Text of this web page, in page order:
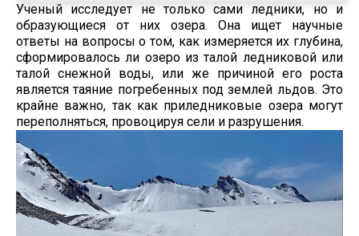
Ученый исследует не только сами ледники, но и
образующиеся от них озера. Она ищет научные
ответы на вопросы о том, как измеряется их глубина,
сформировалось ли озеро из талой ледниковой или
талой снежной воды, или же причиной его роста
является таяние погребенных под землей льдов. Это
крайне важно, так как приледниковые озера могут
переполняться, провоцируя сели и разрушения.